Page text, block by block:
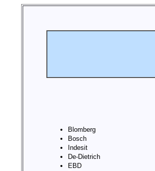
Blomberg
Bosch
Indesit
De-Dietrich
EBD